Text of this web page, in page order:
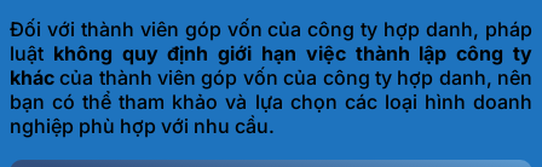
Đối với thành viên góp vốn của công ty hợp danh, pháp
luật không quy định giới hạn việc thành lập công ty
khác của thành viên góp vốn của công ty hợp danh, nên
bạn có thể tham khảo và lựa chọn các loại hình doanh
nghiệp phù hợp với nhu cầu.